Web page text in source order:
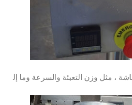
، مثل وزن التعبئة والسرعة وما إل